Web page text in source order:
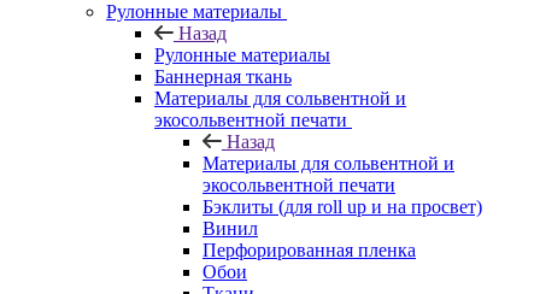
Рулонные материалы
Назад
Рулонные материалы
Баннерная ткань
Материалы для сольвентной и
экосольвентной печати
Назад
Материалы для сольвентной и
экосольвентной печати
Бэклиты (для roll up и на просвет)
Винил
Перфорированная пленка
Обои